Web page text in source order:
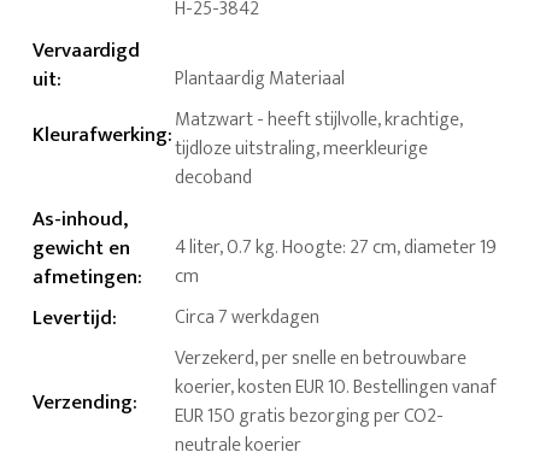
H-25-3842
Vervaardigd
uit: Plantaardig Materiaal
Kleurafwerking:Matzwart - heeft stijlvolle, krachtige,
tijdloze uitstraling, meerkleurige
decoband
As-inhoud,
gewicht en
afmetingen:
4 liter, 0.7 kg. Hoogte: 27 cm, diameter 19
cm
Levertijd: Circa 7 werkdagen
Verzending:
Verzekerd, per snelle en betrouwbare
koerier, kosten EUR 10. Bestellingen vanaf
EUR 150 gratis bezorging per CO2-
neutrale koerier